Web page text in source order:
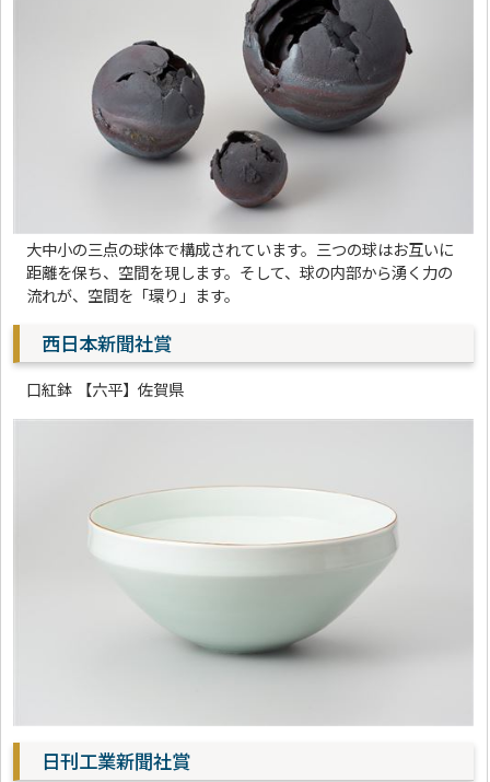
大中小の三点の球体で構成されています。三つの球はお互いに
距離を保ち、空間を現します。そして、球の内部から湧く力の
流れが、空間を「環り」ます。
西日本新聞社賞
口紅鉢 【六平】佐賀県
日刊工業新聞社賞